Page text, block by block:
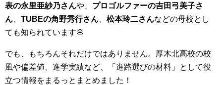
表の永里亜紗乃さんや、 プロゴルファーの吉田弓美子さ
ん
TUBEの角野秀行さん 松本玲二さんなどの母校とし
ても知られています🌸
でも、もちろんそれだけではありません。厚木北高校の校
風や偏差値、進学実績など、「進路選びの材料」として役
立つ情報をまるっとまとめました！